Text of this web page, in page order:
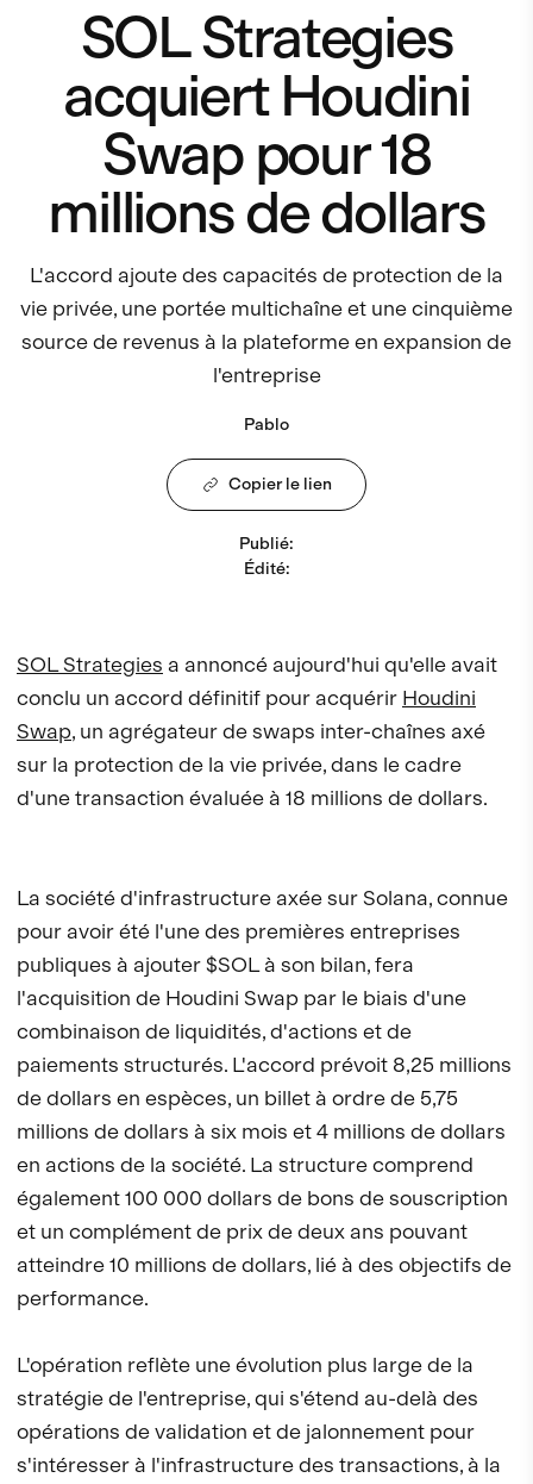
SOL Strategies
acquiert Houdini
Swap pour 18
millions de dollars
L'accord ajoute des capacités de protection de la
vie privée, une portée multichaîne et une cinquième
source de revenus à la plateforme en expansion de
l'entreprise
Pablo
Copier le lien
Publié:
Édité:
SOL Strategies a annoncé aujourd'hui qu'elle avait
conclu un accord définitif pour acquérir Houdini
Swap, un agrégateur de swaps inter-chaînes axé
sur la protection de la vie privée, dans le cadre
d'une transaction évaluée à 18 millions de dollars.
La société d'infrastructure axée sur Solana, connue
pour avoir été l'une des premières entreprises
publiques à ajouter $SOL à son bilan, fera
l'acquisition de Houdini Swap par le biais d'une
combinaison de liquidités, d'actions et de
paiements structurés. L'accord prévoit 8,25 millions
de dollars en espèces, un billet à ordre de 5,75
millions de dollars à six mois et 4 millions de dollars
en actions de la société. La structure comprend
également 100 000 dollars de bons de souscription
et un complément de prix de deux ans pouvant
atteindre 10 millions de dollars, lié à des objectifs de
performance.
L'opération reflète une évolution plus large de la
stratégie de l'entreprise, qui s'étend au-delà des
opérations de validation et de jalonnement pour
s'intéresser à l'infrastructure des transactions, à la